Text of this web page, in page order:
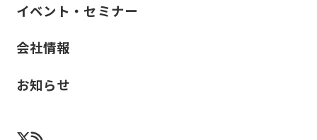
イベント・セミナー
会社情報
お知らせ